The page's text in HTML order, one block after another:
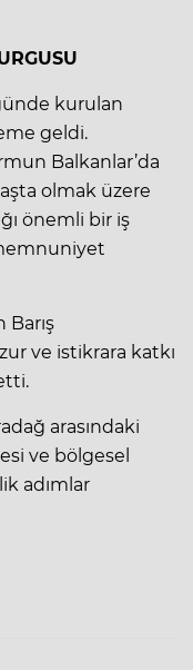
kurulan
geldi.
Balkanlar’da
olmak üzere
önemli bir iş
Barış
ve istikrara katkı
arasındaki
ve bölgesel
adımlar